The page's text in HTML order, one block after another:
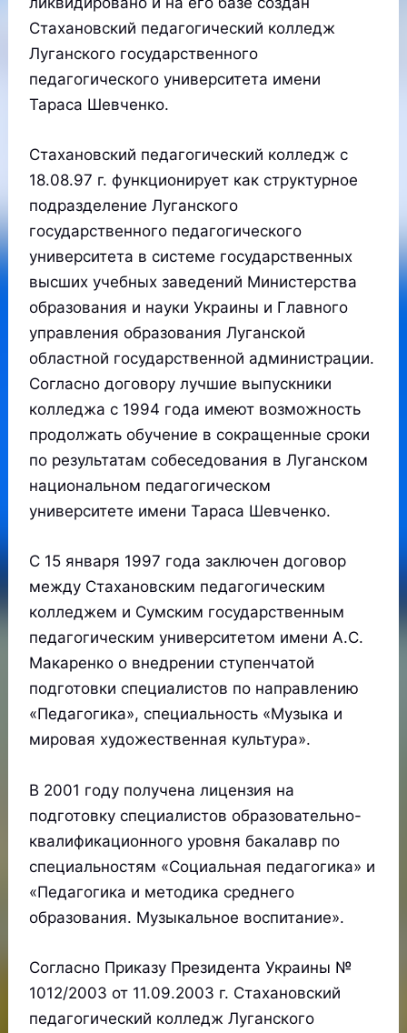
Стахановский педагогический колледж
Луганского государственного
педагогического университета имени
Тараса Шевченко.
Стахановский педагогический колледж с
18.08.97 г. функционирует как структурное
подразделение Луганского
государственного педагогического
университета в системе государственных
высших учебных заведений Министерства
образования и науки Украины и Главного
управления образования Луганской
областной государственной администрации.
Согласно договору лучшие выпускники
колледжа с 1994 года имеют возможность
продолжать обучение в сокращенные сроки
по результатам собеседования в Луганском
национальном педагогическом
университете имени Тараса Шевченко.
С 15 января 1997 года заключен договор
между Стахановским педагогическим
колледжем и Сумским государственным
педагогическим университетом имени А.С.
Макаренко о внедрении ступенчатой
подготовки специалистов по направлению
«Педагогика», специальность «Музыка и
мировая художественная культура».
В 2001 году получена лицензия на
подготовку специалистов образовательно-
квалификационного уровня бакалавр по
специальностям «Социальная педагогика» и
«Педагогика и методика среднего
образования. Музыкальное воспитание».
Согласно Приказу Президента Украины №
1012/2003 от 11.09.2003 г. Стахановский
педагогический колледж Луганского